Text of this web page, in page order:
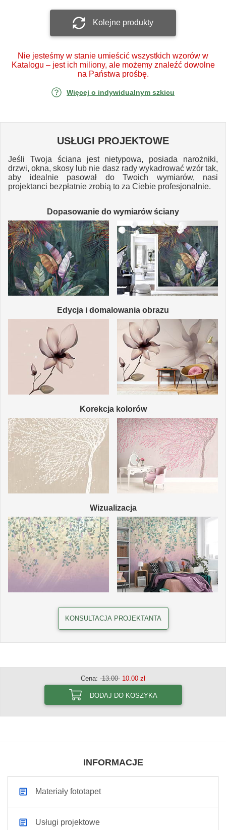
Kolejne produkty
Nie jesteśmy w stanie umieścić wszystkich wzorów w
Katalogu – jest ich miliony, ale możemy znaleźć dowolne
na Państwa prośbę.
Więcej o indywidualnym szkicu
USŁUGI PROJEKTOWE
Jeśli Twoja ściana jest nietypowa, posiada narożniki,
drzwi, okna, skosy lub nie dasz rady wykadrować wzór tak,
aby idealnie pasował do Twoich wymiarów, nasi
projektanci bezpłatnie zrobią to za Ciebie profesjonalnie.
Dopasowanie do wymiarów ściany
Edycja i domalowania obrazu
Korekcja kolorów
Wizualizacja
KONSULTACJA PROJEKTANTA
Cena: 13.00 10.00 zł
DODAJ DO KOSZYKA
INFORMACJE
Materiały fototapet
Usługi projektowe